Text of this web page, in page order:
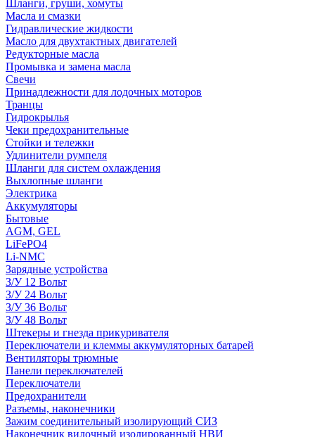
Шланги, груши, хомуты
Масла и смазки
Гидравлические жидкости
Масло для двухтактных двигателей
Редукторные масла
Промывка и замена масла
Свечи
Принадлежности для лодочных моторов
Транцы
Гидрокрылья
Чеки предохранительные
Стойки и тележки
Удлинители румпеля
Шланги для систем охлаждения
Выхлопные шланги
Электрика
Аккумуляторы
Бытовые
AGM, GEL
LiFePO4
Li-NMC
Зарядные устройства
З/У 12 Вольт
З/У 24 Вольт
З/У 36 Вольт
З/У 48 Вольт
Штекеры и гнезда прикуривателя
Переключатели и клеммы аккумуляторных батарей
Вентиляторы трюмные
Панели переключателей
Переключатели
Предохранители
Разъемы, наконечники
Зажим соединительный изолирующий СИЗ
Наконечник вилочный изолированный НВИ